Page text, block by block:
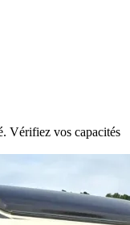
Vérifiez vos capacités